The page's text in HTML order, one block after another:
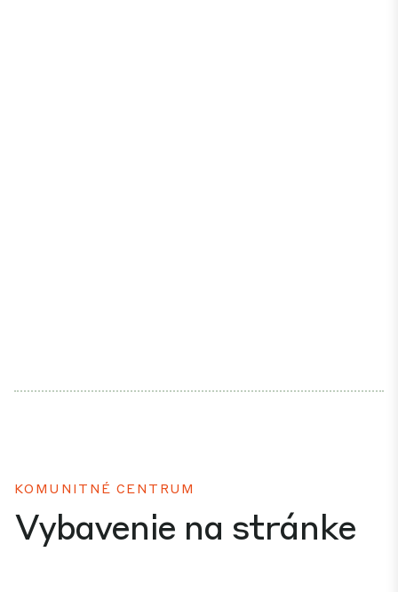
KOMUNITNÉ CENTRUM
Vybavenie na stránke